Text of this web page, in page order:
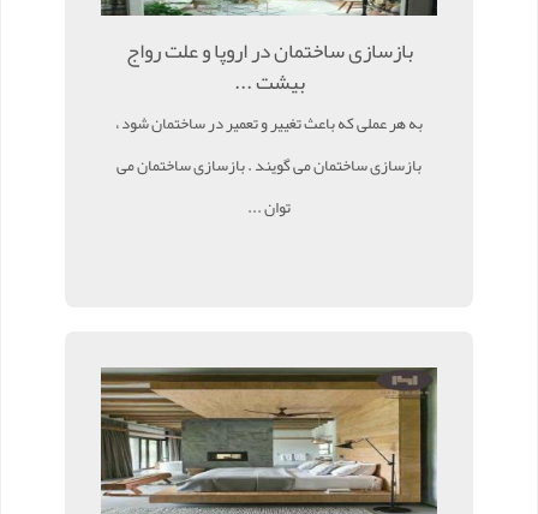
بازسازی ساختمان در اروپا و علت رواج
بیشت ...
به هر عملی که باعث تغییر و تعمیر در ساختمان شود ،
بازسازی ساختمان می گویند . بازسازی ساختمان می
توان ...